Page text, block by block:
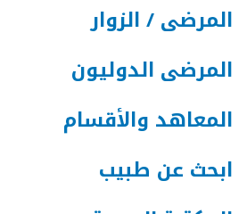
المرضى / الزوار
المرضى الدوليون
المعاهد والأقسام
ابحث عن طبيب